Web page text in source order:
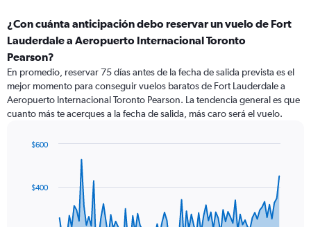
¿Con cuánta anticipación debo reservar un vuelo de Fort
Lauderdale a Aeropuerto Internacional Toronto
Pearson?
En promedio, reservar 75 días antes de la fecha de salida prevista es el
mejor momento para conseguir vuelos baratos de Fort Lauderdale a
Aeropuerto Internacional Toronto Pearson. La tendencia general es que
cuanto más te acerques a la fecha de salida, más caro será el vuelo.
data
$400
$600